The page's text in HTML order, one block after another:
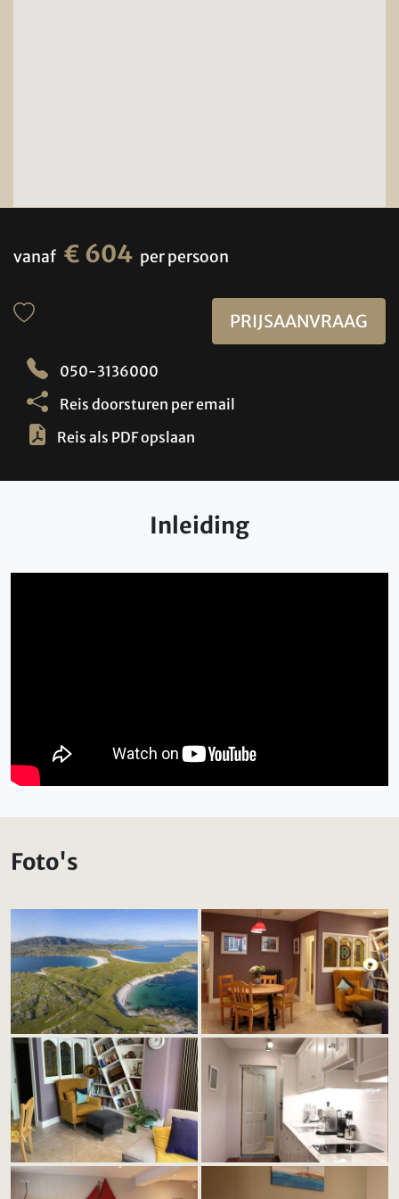
vanaf € 604 per persoon
PRIJSAANVRAAG
050-3136000
Reis doorsturen per email
Reis als PDF opslaan
Inleiding
Foto's